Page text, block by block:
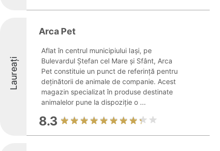
Laureați
Arca Pet
Aflat în centrul municipiului Iași, pe
Bulevardul Ștefan cel Mare și Sfânt, Arca
Pet constituie un punct de referință pentru
deținătorii de animale de companie. Acest
magazin specializat în produse destinate
animalelor pune la dispoziție o ...
8.3